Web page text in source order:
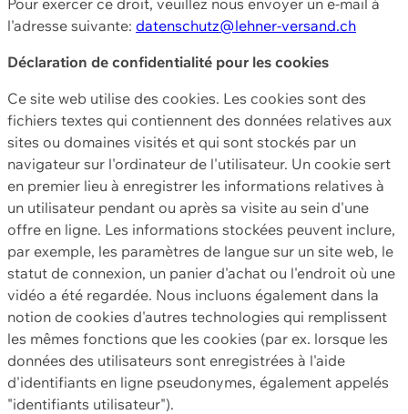
l'adresse suivante: datenschutz@lehner-versand.ch
Déclaration de confidentialité pour les cookies
Ce site web utilise des cookies. Les cookies sont des
fichiers textes qui contiennent des données relatives aux
sites ou domaines visités et qui sont stockés par un
navigateur sur l'ordinateur de l'utilisateur. Un cookie sert
en premier lieu à enregistrer les informations relatives à
un utilisateur pendant ou après sa visite au sein d'une
offre en ligne. Les informations stockées peuvent inclure,
par exemple, les paramètres de langue sur un site web, le
statut de connexion, un panier d'achat ou l'endroit où une
vidéo a été regardée. Nous incluons également dans la
notion de cookies d'autres technologies qui remplissent
les mêmes fonctions que les cookies (par ex. lorsque les
données des utilisateurs sont enregistrées à l'aide
d'identifiants en ligne pseudonymes, également appelés
"identifiants utilisateur").